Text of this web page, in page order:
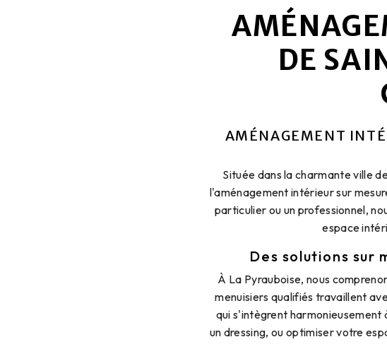
DE
AMÉNAGEMENT
Située dans la charmante ville
l'aménagement intérieur sur
particulier ou un professionnel,
espace
Des solutions sur
À La Pyrauboise, nous
menuisiers qualifiés travaillent
qui s'intègrent harmonieusement
un dressing, ou optimiser votre